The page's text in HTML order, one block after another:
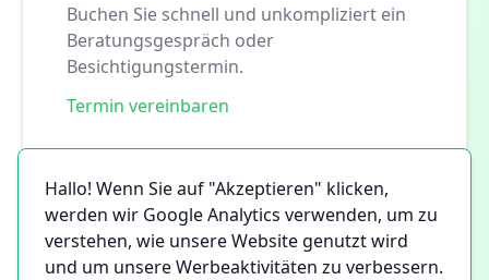
Buchen Sie schnell und unkompliziert ein
Beratungsgespräch oder
Besichtigungstermin.
Termin vereinbaren
Hallo! Wenn Sie auf "Akzeptieren" klicken,
werden wir Google Analytics verwenden, um zu
verstehen, wie unsere Website genutzt wird
und um unsere Werbeaktivitäten zu verbessern.